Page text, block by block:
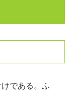
である。ふ